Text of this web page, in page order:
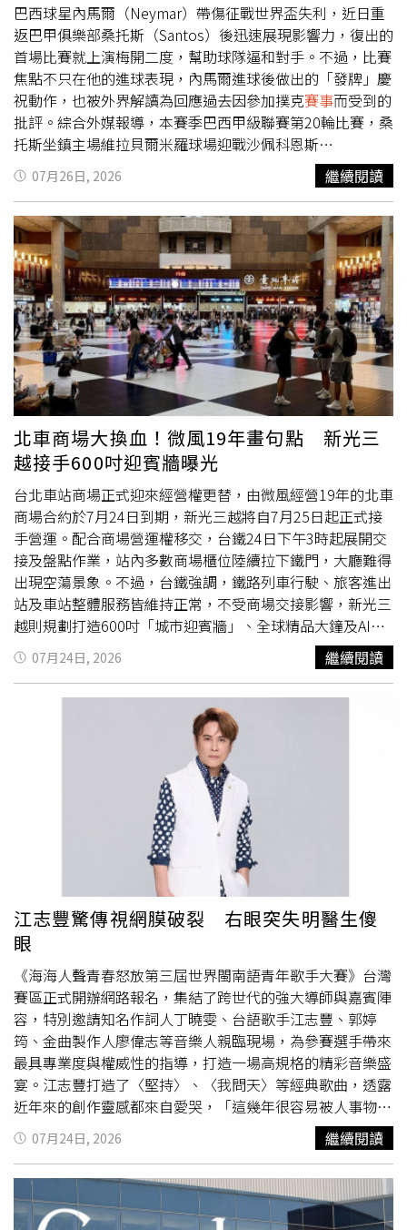
巴西球星內馬爾（Neymar）帶傷征戰世界盃失利，近日重
返巴甲俱樂部桑托斯（Santos）後迅速展現影響力，復出的
首場比賽就上演梅開二度，幫助球隊逼和對手。不過，比賽
焦點不只在他的進球表現，內馬爾進球後做出的「發牌」慶
祝動作，也被外界解讀為回應過去因參加撲克賽事而受到的
批評。綜合外媒報導，本賽季巴西甲級聯賽第20輪比賽，桑
托斯坐鎮主場維拉貝爾米羅球場迎戰沙佩科恩斯
（Chapecoense）。身披隊長袖標的內馬爾獲得先發機
會，並踢滿90分鐘。比賽第36分鐘，內馬爾攻入全場第一
球，幫助桑托斯取得領先；不過沙佩科恩斯下半場展開反
擊，一度以2比1超前。關鍵時刻，內馬爾再次挺身而出。第
44分鐘，桑托斯獲得點球機會，內馬爾冷靜操刀命中，將比
分追成2比2，最終雙方握手言和。賽後，內馬爾獲得全場最
高評分9分，成為球隊避免主場失利的重要功臣。這場比賽
也是內馬爾參加美加墨世界盃後，返回桑托斯的第一場正式
比賽。此前，他以巴西國家隊成員身分參戰，但巴西隊在16
強賽以1比2爆冷輸給挪威，無緣晉級。內馬爾當時帶著小腿
傷勢參賽，並在對挪威的比賽中透過點球攻入1球。巴西遭
淘汰後，他情緒激動落淚，甚至透露將退出國家隊。回到俱
樂部後，內馬爾不僅用進球證明自己，場上的慶祝方式也引
發討論。他在破門後做出類似撲克牌遊戲中「發牌」的動
作，引起球迷猜測其背後含義。這個動作被認為可能與內馬
爾過去參加撲克活動的爭議有關。此前，桑托斯進行南美盃
比賽期間，內馬爾卻參與巴西撲克錦標賽，引發部分球迷批
評。事實上，內馬爾從不諱言自己對撲克的熱愛，甚至曾表
示足球生涯結束後，希望轉型成為職業撲克選手。內馬爾認
為，足球與撲克存在相似之處，兩者都需要觀察對手心理、
判斷局勢，並在關鍵時刻做出正確決定。巴西媒體《環球
報》（Globo）指出，轉播畫面捕捉到內馬爾慶祝時做出洗
牌手勢，並疑似說出帶有挑釁意味的話語，可能是在回應批
評他參加撲克賽事
的言論。如今，內馬爾以2粒進球開啟回
歸桑托斯後的新篇章，不僅再次成為球場焦點，也讓他的場
07月26日, 2026 繼續閱讀
北車商場大換血！微風19年畫句點 新光三
越接手600吋迎賓牆曝光
台北車站商場正式迎來經營權更替，由微風經營19年的北車
商場合約於7月24日到期，新光三越將自7月25日起正式接
手營運。配合商場營運權移交，台鐵24日下午3時起展開交
接及盤點作業，站內多數商場櫃位陸續拉下鐵門，大廳難得
出現空蕩景象。不過，台鐵強調，鐵路列車行駛、旅客進出
站及車站整體服務皆維持正常，不受商場交接影響，新光三
越則規劃打造600吋「城市迎賓牆」、全球精品大鐘及AI智
慧導引等設施，為北車商場帶來全新面貌。台鐵表示，此次
交接範圍主要為台北車站ROT商場空間，包括地上1、2樓及
地下1樓的伴手禮、餐飲、美食街、零售及主題餐廳等櫃
位，均於7月24日下午3時起暫停營業，隨即展開營運交接
與盤點作業，預計一路持續至凌晨完成，7月25日起恢復各
樓層正常營業時間。台鐵也提醒，原本規劃24日下午或傍晚
前往台北車站用餐、購買伴手禮或逛街的民眾，應留意商場
提早打烊時間，建議事先調整行程，以免白跑一趟。交接期
間並非所有店家都停止營業。台鐵指出，1樓4家全家便利商
店、臺鐵便當本舖、臺鐵夢工場，以及易遊網、雄獅旅遊、
按摩小棧等櫃位，24日仍照常提供服務，旅客仍可正常購
物、用餐及洽辦相關業務。台鐵總經理馮輝昇表示，感謝微
風19年來投入北車商場經營，陪伴北車商圈一路成長，也為
旅客提供多元服務。未來由新光三越接棒後，希望結合新的
經營理念，打造更具國門意象的商場空間，讓台北車站成為
展現首都門戶形象的重要據點。馮輝昇指出，由於北車商場
總面積約1萬4000平方公尺，雙方事前已密切協調交接細
節，24日下午3時正式點交後，新光三越將於凌晨同步進
場，完成POS系統等營運設備建置，預計25日上午6時起即
可銜接營運，降低對旅客及店家的影響。目前北車商場約
120家櫃位中，已有110家與新光三越簽訂短期租約，因此
大部分品牌將持續營業，不會因經營權更替而全面撤櫃。新
光三越預計8月提出分期、分區整建規劃，依契約須於民國
117年（2028年）前完成整體改造工程，依法則享有最長2
年8個月的整建期。對於未來商場改造方向，台鐵透露，新
光三越提案中包含多項亮點設施，其中最受矚目的就是打造
約600吋大型「城市迎賓牆」，未來除可播放城市形象內容
07月24日, 2026 繼續閱讀
江志豐驚傳視網膜破裂 右眼突失明醫生傻
眼
《海海人聲青春怒放第三屆世界閩南語青年歌手大賽》台灣
賽區正式開辦網路報名，集結了跨世代的強大導師與嘉賓陣
容，特別邀請知名作詞人丁曉雯、台語歌手江志豐、郭婷
筠、金曲製作人廖偉志等音樂人親臨現場，為參賽選手帶來
最具專業度與權威性的指導，打造一場高規格的精彩音樂盛
宴。江志豐打造了〈堅持〉、〈我問天〉等經典歌曲，透露
近年來的創作靈感都來自愛哭，「這幾年很容易被人事物感
動，反思自己會如何看待，與大家產生共鳴，歌唱者與聽眾
能否連結一起很重要，給參賽者建議，最好聽的歌聲來自內
心的吶喊，不需有著矯情與細膩的表演，因為再精緻的詮
釋，永遠比不上一滴純真的眼淚與真情演唱。」郭婷筠比賽
時最怕感冒。（圖／菲常動人音樂文創 提供）提到近況，
07月24日, 2026 繼續閱讀